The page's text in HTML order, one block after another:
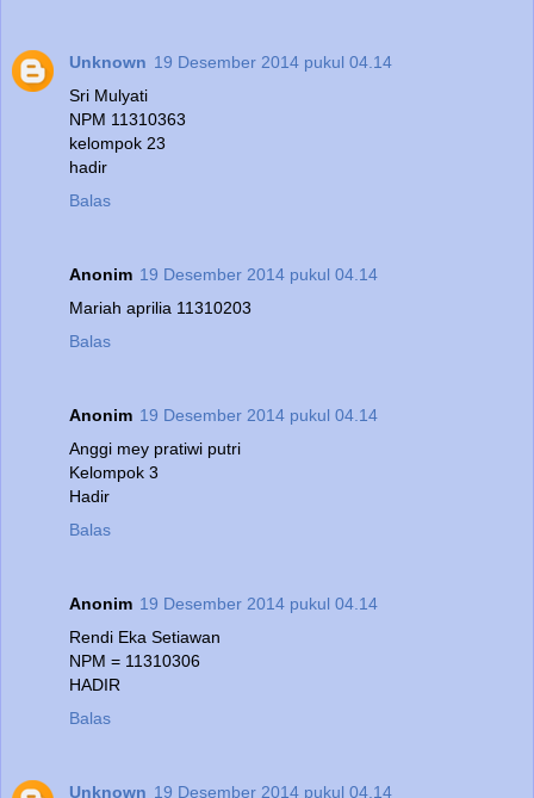
Unknown 19 Desember 2014 pukul 04.14
Sri Mulyati
NPM 11310363
kelompok 23
hadir
Balas
Anonim 19 Desember 2014 pukul 04.14
Mariah aprilia 11310203
Balas
Anonim 19 Desember 2014 pukul 04.14
Anggi mey pratiwi putri
Kelompok 3
Hadir
Balas
Anonim 19 Desember 2014 pukul 04.14
Rendi Eka Setiawan
NPM = 11310306
HADIR
Balas
Unknown 19 Desember 2014 pukul 04.14